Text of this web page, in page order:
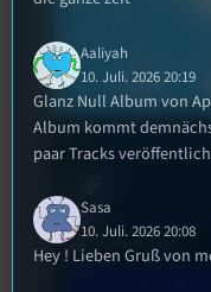
mic Mottowoche: Geek
Mottowoche:
Anton Krell
Aaliyah
10. Juli. 2026 20:19
Glanz Null Album von
Album kommt
paar Tracks
Sasa
10. Juli. 2026 20:08
Hey ! Lieben Gruß von